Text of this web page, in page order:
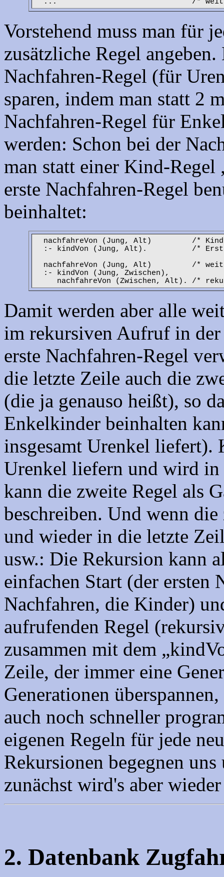
Vorstehend muss man für
zusätzliche Regel
Nachfahren-Regel (für
sparen, indem man statt 2
Nachfahren-Regel für
werden: Schon bei der
man statt einer Kind-
erste Nachfahren-Regel
beinhaltet:
nachfahreVon (Jung, Alt) /* Kinder
:- kindVon (Jung, Alt). /* Erste,
nachfahreVon (Jung, Alt) /*
:- kindVon (Jung, Zwischen),
nachfahreVon (Zwischen, Alt). /*
Damit werden aber alle
im rekursiven Aufruf in
erste Nachfahren-Regel
die letzte Zeile auch die
(die ja genauso heißt), so
Enkelkinder beinhalten
insgesamt Urenkel liefert).
Urenkel liefern und wird in
kann die zweite Regel als
beschreiben. Und wenn
und wieder in die letzte
usw.: Die Rekursion kann
einfachen Start (der ersten
Nachfahren, die Kinder)
aufrufenden Regel
zusammen mit dem
Zeile, der immer eine
Generationen
auch noch schneller
eigenen Regeln für jede
Rekursionen begegnen
zunächst wird's aber
2. Datenbank